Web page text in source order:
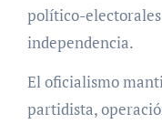
político-
independencia.
El oficialismo
partidista,